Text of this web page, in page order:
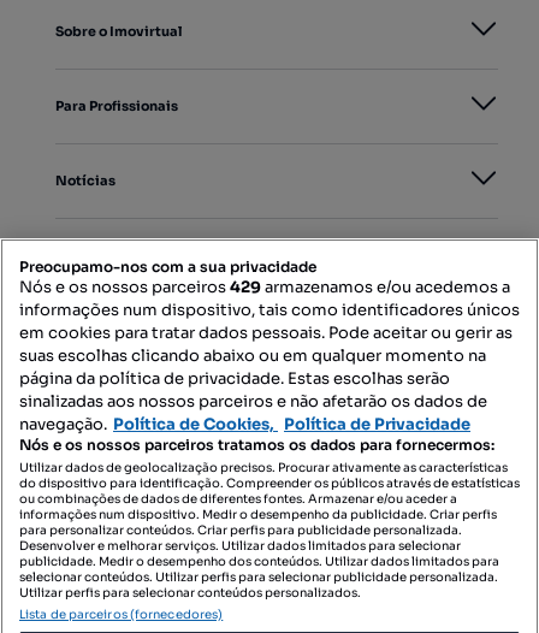
Sobre o Imovirtual
Para Profissionais
Notícias
Mapa do Site
Contacte-nos
SIGA-NOS:
DESCARREGAR NA:
Preocupamo-nos com a sua privacidade
Nós e os nossos parceiros429armazenamos e/ou acedemos a
informações num dispositivo, tais como identificadores únicos
em cookies para tratar dados pessoais. Pode aceitar ou gerir as
suas escolhas clicando abaixo ou em qualquer momento na
página da política de privacidade. Estas escolhas serão
sinalizadas aos nossos parceiros e não afetarão os dados de
navegação. Política de Cookies, Política de Privacidade
Nós e os nossos parceiros tratamos os dados para fornecermos:
Utilizar dados de geolocalização precisos. Procurar ativamente as características
do dispositivo para identificação. Compreender os públicos através de estatísticas
ou combinações de dados de diferentes fontes. Armazenar e/ou aceder a
informações num dispositivo. Medir o desempenho da publicidade. Criar perfis
para personalizar conteúdos. Criar perfis para publicidade personalizada.
Desenvolver e melhorar serviços. Utilizar dados limitados para selecionar
publicidade. Medir o desempenho dos conteúdos. Utilizar dados limitados para
selecionar conteúdos. Utilizar perfis para selecionar publicidade personalizada.
Utilizar perfis para selecionar conteúdos personalizados.
Lista de parceiros (fornecedores)